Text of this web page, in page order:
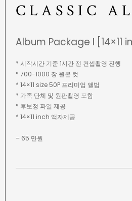
CLASSIC
Album Package I [14×11
* 시작시간 기준 1시간 전 컨셉촬영 진행
* 700-1000 장 원본 컷
* 14×11 size 50P 프리미엄 앨범
* 가족 단체 및 원판촬영 포함
* 후보정 파일 제공
* 14×11 inch 액자제공
– 65 만원